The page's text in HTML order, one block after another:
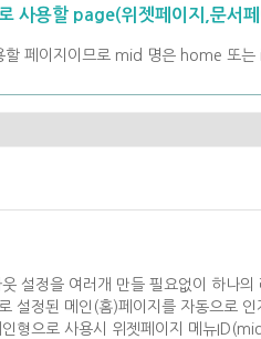
사용할 page(위젯페이지,문서
할 페이지이므로 mid 명은 home 또는
설정을 여러개 만들 필요없이 하나
설정된 메인(홈)페이지를 자동으로
형으로 사용시 위젯페이지 메뉴